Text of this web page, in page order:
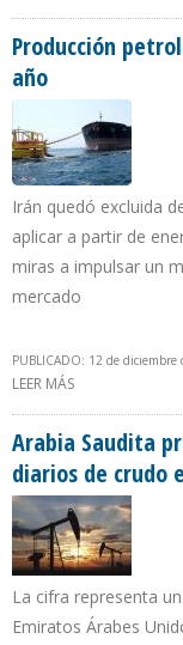
Producción
año
Irán quedó excluida
aplicar a partir de
miras a impulsar un
mercado
PUBLICADO: 12 de diciembre
LEER MÁS
Arabia Saudita
diarios de crudo
La cifra representa
Emiratos Árabes